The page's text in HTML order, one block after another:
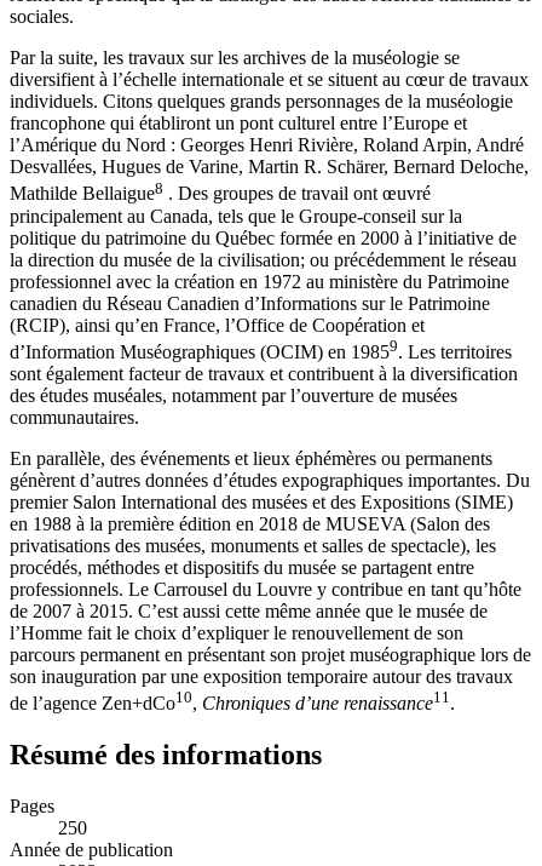
sociales.
Par la suite, les travaux sur les archives de la muséologie se
diversifient à l’échelle internationale et se situent au cœur de travaux
individuels. Citons quelques grands personnages de la muséologie
francophone qui établiront un pont culturel entre l’Europe et
l’Amérique du Nord : Georges Henri Rivière, Roland Arpin, André
Desvallées, Hugues de Varine, Martin R. Schärer, Bernard Deloche,
Mathilde Bellaigue8 . Des groupes de travail ont œuvré
principalement au Canada, tels que le Groupe-conseil sur la
politique du patrimoine du Québec formée en 2000 à l’initiative de
la direction du musée de la civilisation; ou précédemment le réseau
professionnel avec la création en 1972 au ministère du Patrimoine
canadien du Réseau Canadien d’Informations sur le Patrimoine
(RCIP), ainsi qu’en France, l’Office de Coopération et
d’Information Muséographiques (OCIM) en 19859. Les territoires
sont également facteur de travaux et contribuent à la diversification
des études muséales, notamment par l’ouverture de musées
communautaires.
En parallèle, des événements et lieux éphémères ou permanents
génèrent d’autres données d’études expographiques importantes. Du
premier Salon International des musées et des Expositions (SIME)
en 1988 à la première édition en 2018 de MUSEVA (Salon des
privatisations des musées, monuments et salles de spectacle), les
procédés, méthodes et dispositifs du musée se partagent entre
professionnels. Le Carrousel du Louvre y contribue en tant qu’hôte
de 2007 à 2015. C’est aussi cette même année que le musée de
l’Homme fait le choix d’expliquer le renouvellement de son
parcours permanent en présentant son projet muséographique lors de
son inauguration par une exposition temporaire autour des travaux
de l’agence Zen+dCo10, Chroniques d’une renaissance11.
Résumé des informations
Pages
250
Année de publication